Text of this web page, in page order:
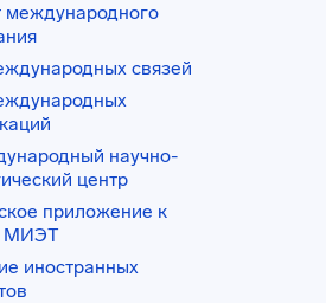
международного
связей
научно-
центр
приложение к
МИЭТ
иностранных